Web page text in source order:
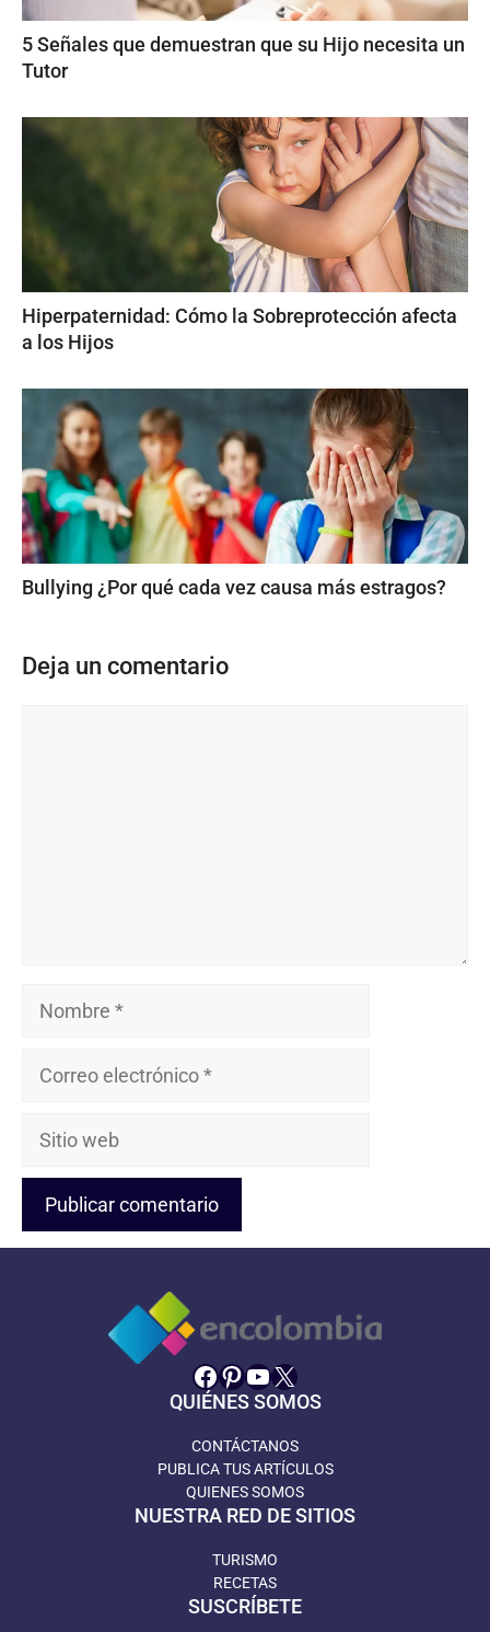
5 Señales que demuestran que su Hijo necesita un
Tutor
Hiperpaternidad: Cómo la Sobreprotección afecta
a los Hijos
Bullying ¿Por qué cada vez causa más estragos?
Deja un comentario
Nombre
Sitio
Facebook
Pinterest
YouTube
X
QUIÉNES SOMOS
CONTÁCTANOS
PUBLICA TUS ARTÍCULOS
QUIENES SOMOS
NUESTRA RED DE SITIOS
TURISMO
RECETAS
SUSCRÍBETE